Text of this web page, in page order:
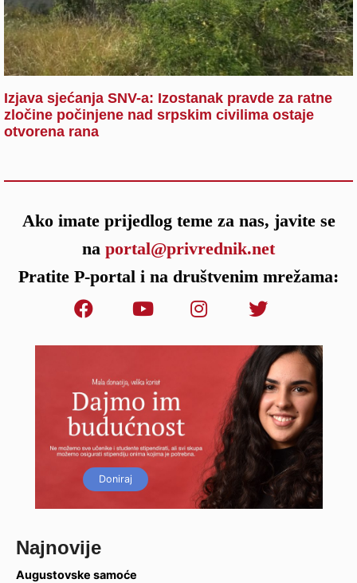
Izjava sjećanja SNV-a: Izostanak pravde za ratne
zločine počinjene nad srpskim civilima ostaje
otvorena rana
Ako imate prijedlog teme za nas, javite se
na portal@privrednik.net
Pratite P-portal i na društvenim mrežama:
Doniraj
Najnovije
Augustovske samoće